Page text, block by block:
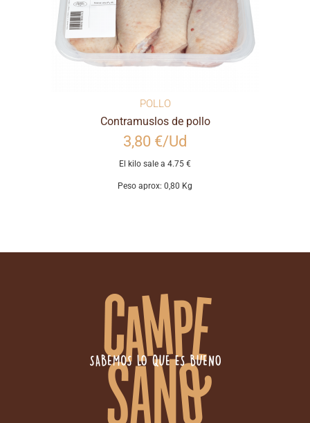
POLLO
Contramuslos de pollo
3,80 €/Ud
El kilo sale a 4.75 €
Peso aprox: 0,80 Kg